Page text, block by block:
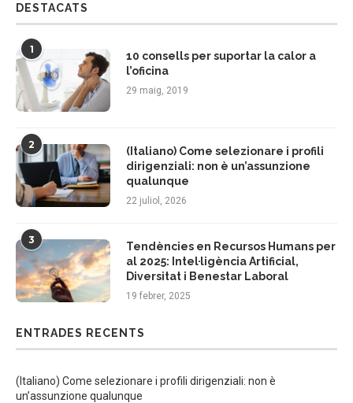
DESTACATS
1
10 consells per suportar la calor a
l’oficina
29 maig, 2019
2
(Italiano) Come selezionare i profili
dirigenziali: non è un’assunzione
qualunque
22 juliol, 2026
3
Tendències en Recursos Humans per
al 2025: Intel·ligència Artificial,
Diversitat i Benestar Laboral
19 febrer, 2025
ENTRADES RECENTS
(Italiano) Come selezionare i profili dirigenziali: non è
un’assunzione qualunque